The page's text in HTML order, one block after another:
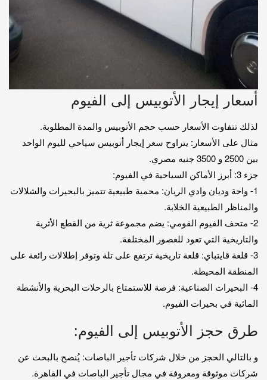
أسعار إيجار الأتوبيس إلى الفيوم
لذلك تتفاوت الأسعار حسب حجم الأتوبيس والمدة المطلوبة.
مثال على الأسعار: يتراوح سعر إيجار أتوبيس سياحي لليوم الواحد
بين 2500 و 3500 جنيه مصري.
جزء 3: أبرز الأماكن السياحية في الفيوم:
1- واحة وديان وادي الريان: محمية طبيعية تتميز بالبحيرات والشلالات
والمناظر الطبيعية الخلابة.
2- متحف الفيوم القومي: يضم مجموعة ثرية من القطع الأثرية
والتاريخية التي تعود للعصور المختلفة.
3- قلعة قايتباي: قلعة تاريخية ترتفع على تلة وتوفر إطلالات رائعة على
المنطقة المحيطة.
4- البحيرات الصناعية: فرصة للاستمتاع بالرحلات البحرية والأنشطة
المائية في بحيرات الفيوم.
طرق حجز الأتوبيس إلى الفيوم:
و بالتالي الحجز من خلال شركات تأجير الباصات: يُنصح بالبحث عن
شركات موثوقة ومعروفة في مجال تأجير الباصات في القاهرة.